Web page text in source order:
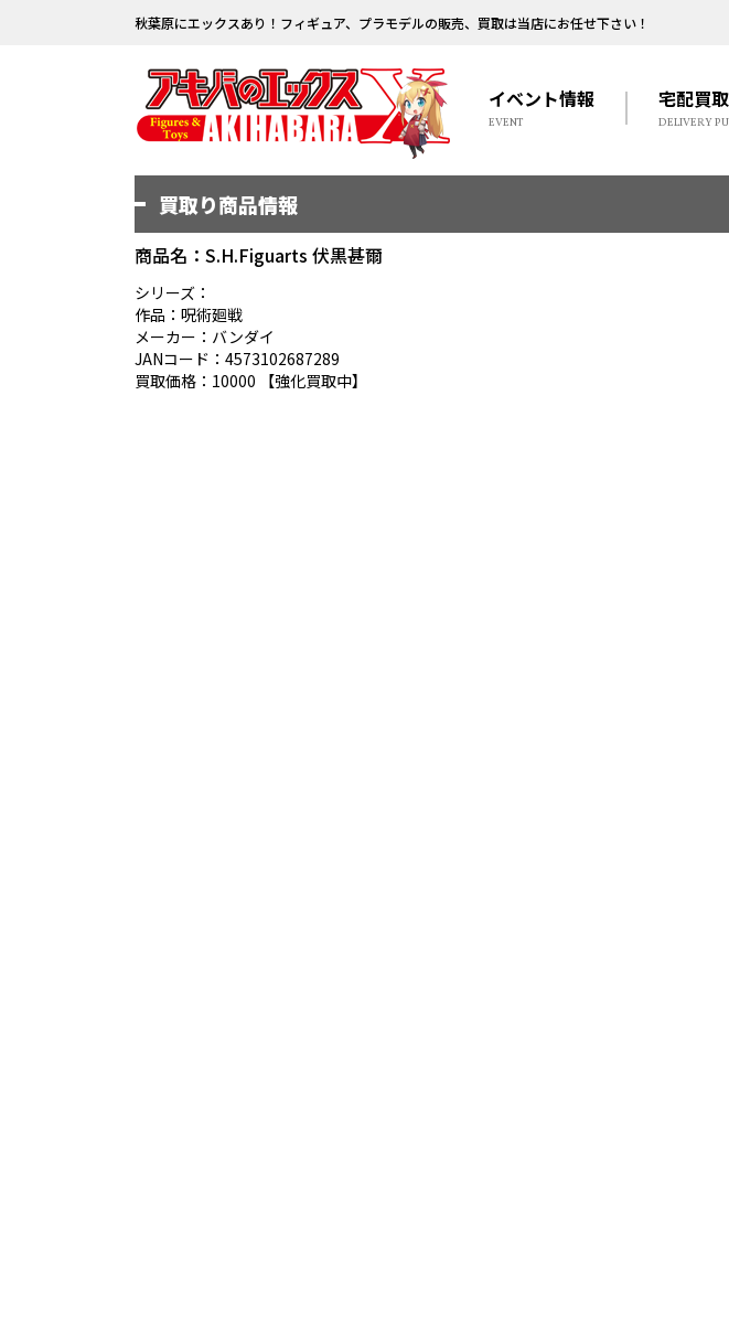
秋葉原にエックスあり！フィギュア、プラモデルの販売、買取は当店にお任せ下さい！
イベント情報
EVENT
宅配買
DELIVERY
買取り商品情報
商品名：S.H.Figuarts 伏黒甚爾
シリーズ：
作品：呪術廻戦
メーカー：バンダイ
JANコード：4573102687289
買取価格：10000 【強化買取中】